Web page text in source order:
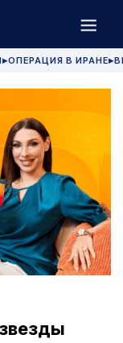
▶ОПЕРАЦИЯ В ИРАНЕ▶